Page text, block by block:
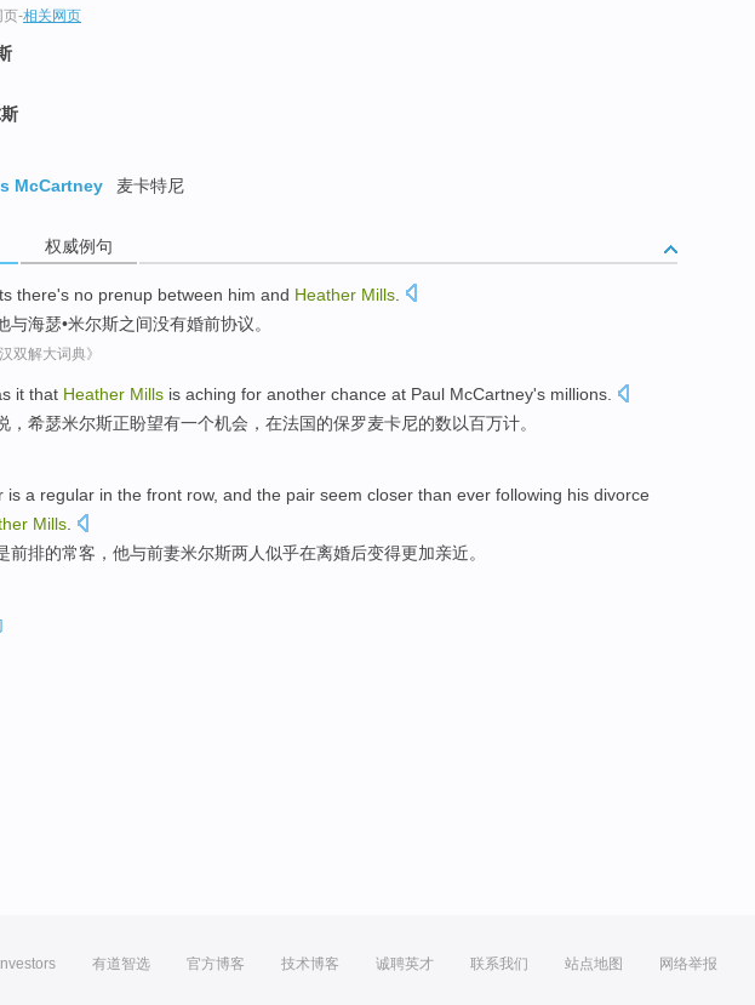
页-相关网页
McCartney
麦卡特尼
权威例句
there's no prenup between him and Heather Mills
与海瑟•米尔斯之间没有婚前协议。
双解大词典》
it that Heather Mills is aching for another chance at Paul McCartney's millions.
， 希瑟米尔斯正盼望有一个机会 ， 在法国的保罗麦卡尼的数以百万计。
is a regular in the front row, and the pair seem closer than ever following his divorce
Mills
前排的常客 ， 他与前妻米尔斯两人似乎在离婚后变得更加亲近。
Investors 有道智选 官方博客 技术博客 诚聘英才 联系我们 站点地图 网络举报